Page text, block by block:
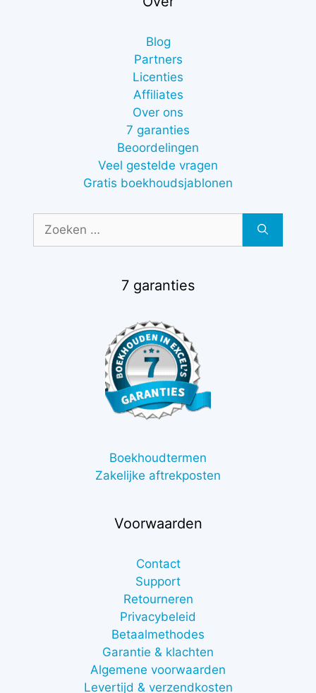
Blog
Partners
Licenties
Affiliates
Over ons
7 garanties
Beoordelingen
Veel gestelde vragen
Gratis boekhoudsjablonen
Zoek
7 garanties
Boekhoudtermen
Zakelijke aftrekposten
Voorwaarden
Contact
Support
Retourneren
Privacybeleid
Betaalmethodes
Garantie & klachten
Algemene voorwaarden
Levertijd & verzendkosten